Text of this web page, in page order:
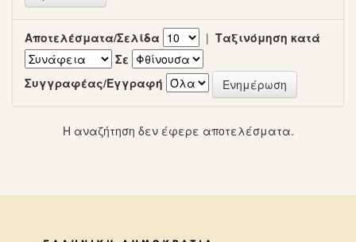
Αποτελέσματα/Σελίδα | Ταξινόμηση κατά
Σε
Συγγραφέας/Εγγραφή
Η αναζήτηση δεν έφερε αποτελέσματα.